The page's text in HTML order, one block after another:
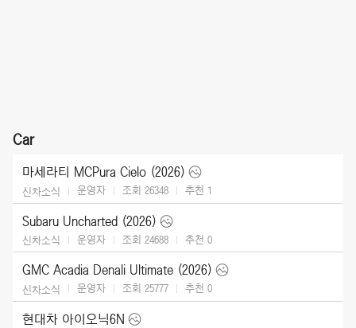
Car
마세라티 MCPura Cielo (2026)
신차소식 운영자 조회 26348 추천 1
Subaru Uncharted (2026)
신차소식 운영자 조회 24688 추천 0
GMC Acadia Denali Ultimate (2026)
신차소식 운영자 조회 25777 추천 0
현대차 아이오닉6N